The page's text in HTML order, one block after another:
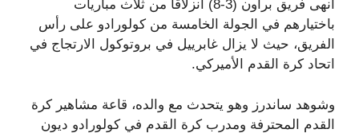
أنهى فريق براون (3-8) انزلاقًا من ثلاث مباريات
باختيارهم في الجولة الخامسة من كولورادو على رأس
الفريق، حيث لا يزال غابرييل في بروتوكول الارتجاج في
اتحاد كرة القدم الأميركي.
وشوهد ساندرز وهو يتحدث مع والده، قاعة مشاهير كرة
القدم المحترفة ومدرب كرة القدم في كولورادو ديون